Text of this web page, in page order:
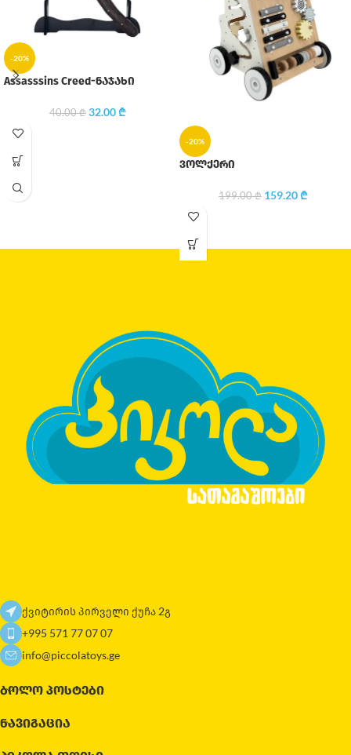
-20%
Assasssins Creed-ნაჯახი
40.00₾ 32.00₾
-20%
ვოლქერი
199.00₾ 159.20₾
ქვიტირის პირველი ქუჩა 2გ
+995 571 77 07 07
info@piccolatoys.ge
ᲑᲝᲚᲝ ᲞᲝᲡᲢᲔᲑᲘ
ᲜᲐᲕᲘᲒᲐᲪᲘᲐ